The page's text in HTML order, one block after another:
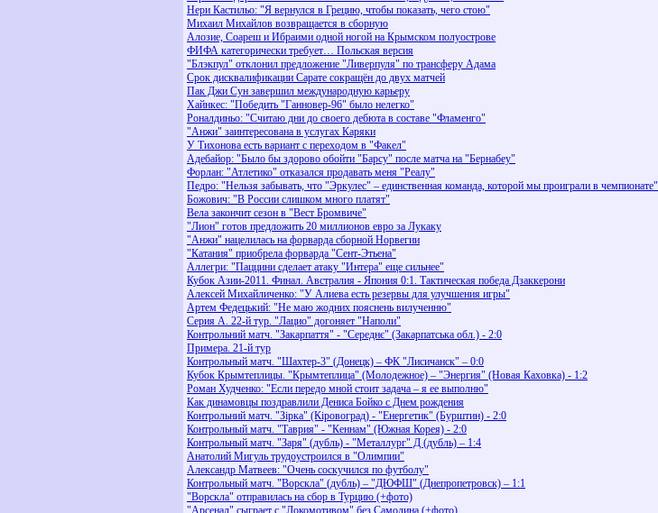
Нери Кастильо: "Я вернулся в Грецию, чтобы показать, чего стою"
Михаил Михайлов возвращается в сборную
Алозие, Соареш и Ибраими одной ногой на Крымском полуострове
ФИФА категорически требует… Польская версия
"Блэкпул" отклонил предложение "Ливерпуля" по трансферу Адама
Срок дисквалификации Сарате сокращён до двух матчей
Пак Джи Сун завершил международную карьеру
Хайнкес: "Победить "Ганновер-96" было нелегко"
Роналдиньо: "Считаю дни до своего дебюта в составе "Фламенго"
"Анжи" заинтересована в услугах Каряки
У Тихонова есть вариант с переходом в "Факел"
Адебайор: "Было бы здорово обойти "Барсу" после матча на "Бернабеу"
Форлан: "Атлетико" отказался продавать меня "Реалу"
Педро: "Нельзя забывать, что "Эркулес" – единственная команда, которой мы проиграли в чемпионате"
Божович: "В России слишком много платят"
Вела закончит сезон в "Вест Бромвиче"
"Лион" готов предложить 20 миллионов евро за Лукаку
"Анжи" нацелилась на форварда сборной Норвегии
"Катания" приобрела форварда "Сент-Этьена"
Аллегри: "Паццини сделает атаку "Интера" еще сильнее"
Кубок Азии-2011. Финал. Австралия - Япония 0:1. Тактическая победа Дзаккерони
Алексей Михайличенко: "У Алиева есть резервы для улучшения игры"
Артем Федецький: "Не маю жодних пояснень вилученню"
Серия А. 22-й тур. "Лацио" догоняет "Наполи"
Контрольний матч. "Закарпаття" - "Середнє" (Закарпатська обл.) - 2:0
Примера. 21-й тур
Контрольный матч. "Шахтер-3" (Донецк) – ФК "Лисичанск" – 0:0
Кубок Крымтеплицы. "Крымтеплица" (Молодежное) – "Энергия" (Новая Каховка) - 1:2
Роман Худченко: "Если передо мной стоит задача – я ее выполню"
Как динамовцы поздравлили Дениса Бойко с Днем рождения
Контрольний матч. "Зірка" (Кіровоград) - "Енергетик" (Бурштин) - 2:0
Контрольный матч. "Таврия" - "Кеннам" (Южная Корея) - 2:0
Контрольный матч. "Заря" (дубль) - "Металлург" Д (дубль) – 1:4
Анатолий Мигуль трудоустроился в "Олимпии"
Александр Матвеев: "Очень соскучился по футболу"
Контрольный матч. "Ворскла" (дубль) – "ДЮФШ" (Днепропетровск) – 1:1
"Ворскла" отправилась на сбор в Турцию (+фото)
"Арсенал" сыграет с "Локомотивом" без Самодина (+фото)